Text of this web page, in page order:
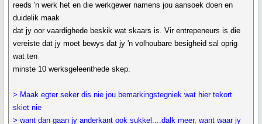
reeds 'n werk het en die werkgewer namens jou aansoek doen en
duidelik maak
dat jy oor vaardighede beskik wat skaars is. Vir entrepeneurs is die
vereiste dat jy moet bewys dat jy 'n volhoubare besigheid sal oprig
wat ten
minste 10 werksgeleenthede skep.
> Maak egter seker dis nie jou bemarkingstegniek wat hier tekort
skiet nie
> want dan gaan jy anderkant ook sukkel....dalk meer, want waar jy